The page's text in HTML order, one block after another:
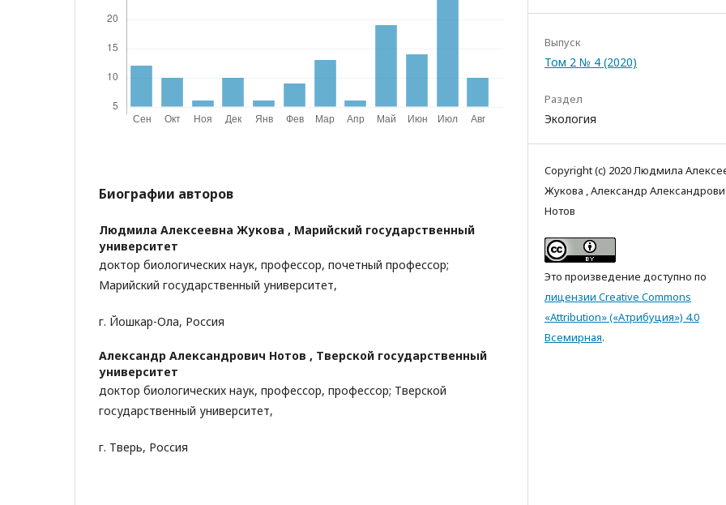
Биографии авторов
Людмила Алексеевна Жукова , Марийский государственный
университет
доктор биологических наук, профессор, почетный профессор;
Марийский государственный университет,
г. Йошкар-Ола, Россия
Александр Александрович Нотов , Тверской государственный
университет
доктор биологических наук, профессор, профессор; Тверской
государственный университет,
г. Тверь, Россия
Выпуск
Том 2 № 4 (2020)
Раздел
Экология
Copyright (c) 2020 Людмила
Жукова , Александр
Нотов
Это произведение доступно по
лицензии Creative Commons
«Attribution» («Атрибуция») 4.0
Всемирная.